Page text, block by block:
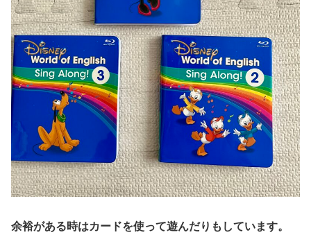
余裕がある時はカードを使って遊んだりもしています。